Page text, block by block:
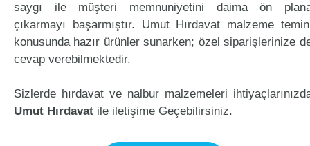
saygı ile müşteri memnuniyetini daima ön
çıkarmayı başarmıştır. Umut Hırdavat malzeme
konusunda hazır ürünler sunarken; özel siparişlerinize
cevap verebilmektedir.
Sizlerde hırdavat ve nalbur malzemeleri
Umut Hırdavat ile iletişime Geçebilirsiniz.